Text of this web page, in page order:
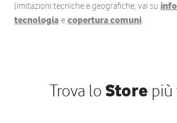
limitazioni tecniche e geografiche, vai su info
tecnologia e copertura comuni.
Trova lo Store più